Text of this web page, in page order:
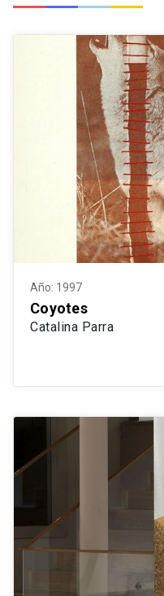
Año: 1997
Coyotes
Catalina Parra